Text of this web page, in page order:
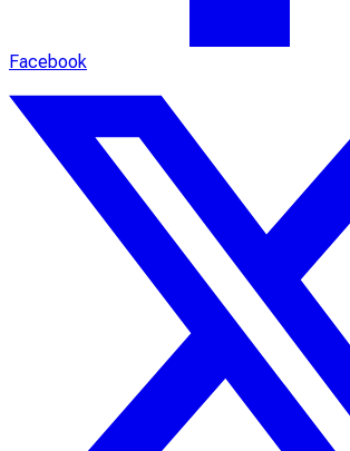
Facebook